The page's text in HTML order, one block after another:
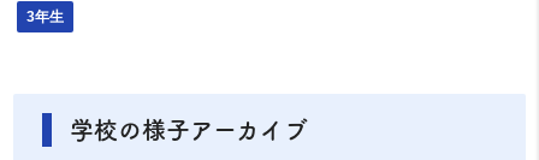
3年生
学校の様子アーカイブ